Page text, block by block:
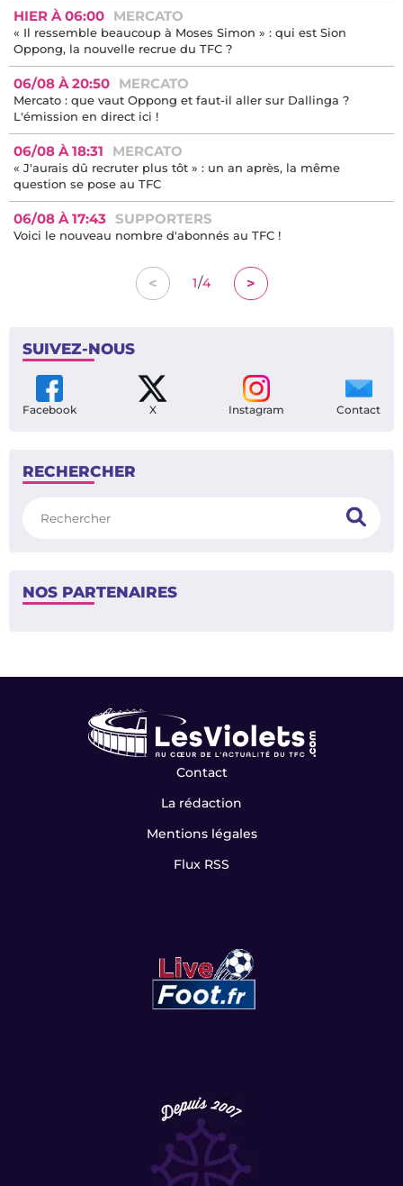
HIER À 11:35 MERCATO
« J’aime la structure du deal » : l’After Foot valide le transfert
de Cresswell au Stade Rennais
HIER À 10:44 VIDÉO
La vidéo à voir absolument : le bizutage de Dardake en mode
Neymar enflamme le TFC
HIER À 06:00 MERCATO
« Il ressemble beaucoup à Moses Simon » : qui est Sion
Oppong, la nouvelle recrue du TFC ?
06/08 À 20:50 MERCATO
Mercato : que vaut Oppong et faut-il aller sur Dallinga ?
MERCATO
« J'aurais dû recruter plus tôt » : un an après, la même
06/08 À 17:43 SUPPORTERS
< >
SUIVEZ-NOUS
RECHERCHER
NOS PARTENAIRES
Mentions légales
Flux RSS